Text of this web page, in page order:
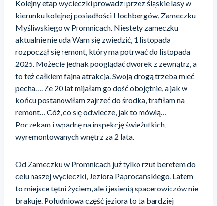
Kolejny etap wycieczki prowadzi przez śląskie lasy w
kierunku kolejnej posiadłości Hochbergów, Zameczku
Myśliwskiego w Promnicach. Niestety zameczku
aktualnie nie uda Wam się zwiedzić, 1 listopada
rozpoczął się remont, który ma potrwać do listopada
2025. Możecie jednak pooglądać dworek z zewnątrz, a
to też całkiem fajna atrakcja. Swoją drogą trzeba mieć
pecha…. Ze 20 lat mijałam go dość obojętnie, a jak w
końcu postanowiłam zajrzeć do środka, trafiłam na
remont… Cóż, co się odwlecze, jak to mówią…
Poczekam i wpadnę na inspekcję świeżutkich,
wyremontowanych wnętrz za 2 lata.
Od Zameczku w Promnicach już tylko rzut beretem do
celu naszej wycieczki, Jeziora Paprocańskiego. Latem
to miejsce tętni życiem, ale i jesienią spacerowiczów nie
brakuje. Południowa część jeziora to ta bardziej